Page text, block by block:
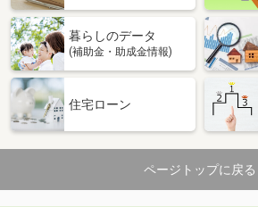
暮らしのデータ
(補助金・助成金情報)
住宅ローン
ページトップに戻る